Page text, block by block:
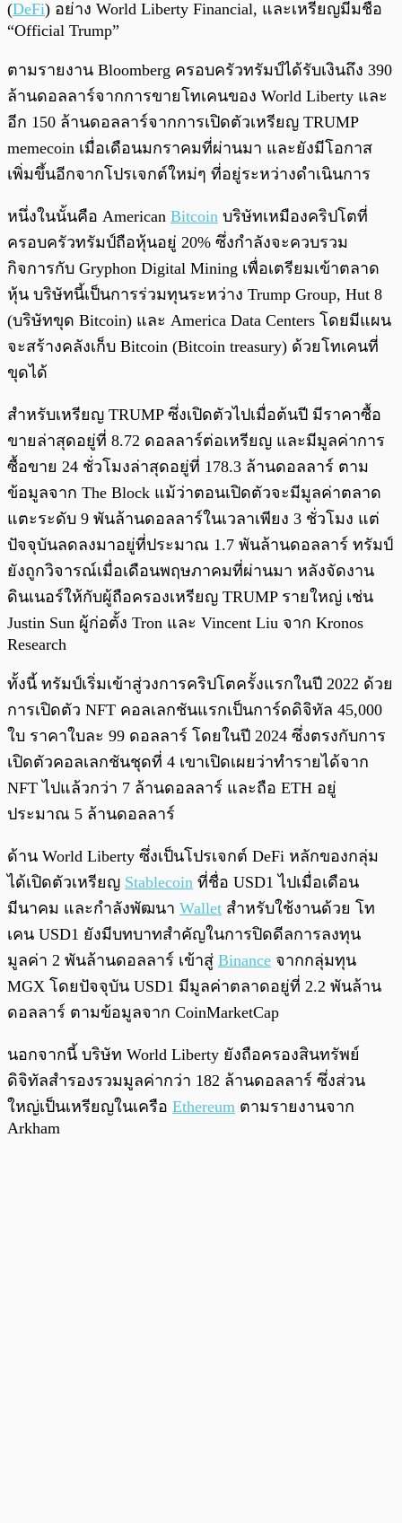
(DeFi) อย่าง World Liberty Financial, และเหรียญมีมชื่อ
“Official Trump”
ตามรายงาน Bloomberg ครอบครัวทรัมป์ได้รับเงินถึง 390
ล้านดอลลาร์จากการขายโทเคนของ World Liberty และ
อีก 150 ล้านดอลลาร์จากการเปิดตัวเหรียญ TRUMP
memecoin เมื่อเดือนมกราคมที่ผ่านมา และยังมีโอกาส
เพิ่มขึ้นอีกจากโปรเจกต์ใหม่ๆ ที่อยู่ระหว่างดำเนินการ
หนึ่งในนั้นคือ American Bitcoin บริษัทเหมืองคริปโตที่
ครอบครัวทรัมป์ถือหุ้นอยู่ 20% ซึ่งกำลังจะควบรวม
กิจการกับ Gryphon Digital Mining เพื่อเตรียมเข้าตลาด
หุ้น บริษัทนี้เป็นการร่วมทุนระหว่าง Trump Group, Hut 8
(บริษัทขุด Bitcoin) และ America Data Centers โดยมีแผน
จะสร้างคลังเก็บ Bitcoin (Bitcoin treasury) ด้วยโทเคนที่
ขุดได้
สำหรับเหรียญ TRUMP ซึ่งเปิดตัวไปเมื่อต้นปี มีราคาซื้อ
ขายล่าสุดอยู่ที่ 8.72 ดอลลาร์ต่อเหรียญ และมีมูลค่าการ
ซื้อขาย 24 ชั่วโมงล่าสุดอยู่ที่ 178.3 ล้านดอลลาร์ ตาม
ข้อมูลจาก The Block แม้ว่าตอนเปิดตัวจะมีมูลค่าตลาด
แตะระดับ 9 พันล้านดอลลาร์ในเวลาเพียง 3 ชั่วโมง แต่
ปัจจุบันลดลงมาอยู่ที่ประมาณ 1.7 พันล้านดอลลาร์ ทรัมป์
ยังถูกวิจารณ์เมื่อเดือนพฤษภาคมที่ผ่านมา หลังจัดงาน
ดินเนอร์ให้กับผู้ถือครองเหรียญ TRUMP รายใหญ่ เช่น
Justin Sun ผู้ก่อตั้ง Tron และ Vincent Liu จาก Kronos
Research
ทั้งนี้ ทรัมป์เริ่มเข้าสู่วงการคริปโตครั้งแรกในปี 2022 ด้วย
การเปิดตัว NFT คอลเลกชันแรกเป็นการ์ดดิจิทัล 45,000
ใบ ราคาใบละ 99 ดอลลาร์ โดยในปี 2024 ซึ่งตรงกับการ
เปิดตัวคอลเลกชันชุดที่ 4 เขาเปิดเผยว่าทำรายได้จาก
NFT ไปแล้วกว่า 7 ล้านดอลลาร์ และถือ ETH อยู่
ประมาณ 5 ล้านดอลลาร์
ด้าน World Liberty ซึ่งเป็นโปรเจกต์ DeFi หลักของกลุ่ม
ได้เปิดตัวเหรียญ Stablecoin ที่ชื่อ USD1 ไปเมื่อเดือน
มีนาคม และกำลังพัฒนา Wallet สำหรับใช้งานด้วย โท
เคน USD1 ยังมีบทบาทสำคัญในการปิดดีลการลงทุน
มูลค่า 2 พันล้านดอลลาร์ เข้าสู่ Binance จากกลุ่มทุน
MGX โดยปัจจุบัน USD1 มีมูลค่าตลาดอยู่ที่ 2.2 พันล้าน
ดอลลาร์ ตามข้อมูลจาก CoinMarketCap
นอกจากนี้ บริษัท World Liberty ยังถือครองสินทรัพย์
ดิจิทัลสำรองรวมมูลค่ากว่า 182 ล้านดอลลาร์ ซึ่งส่วน
ใหญ่เป็นเหรียญในเครือ Ethereum ตามรายงานจาก
Arkham